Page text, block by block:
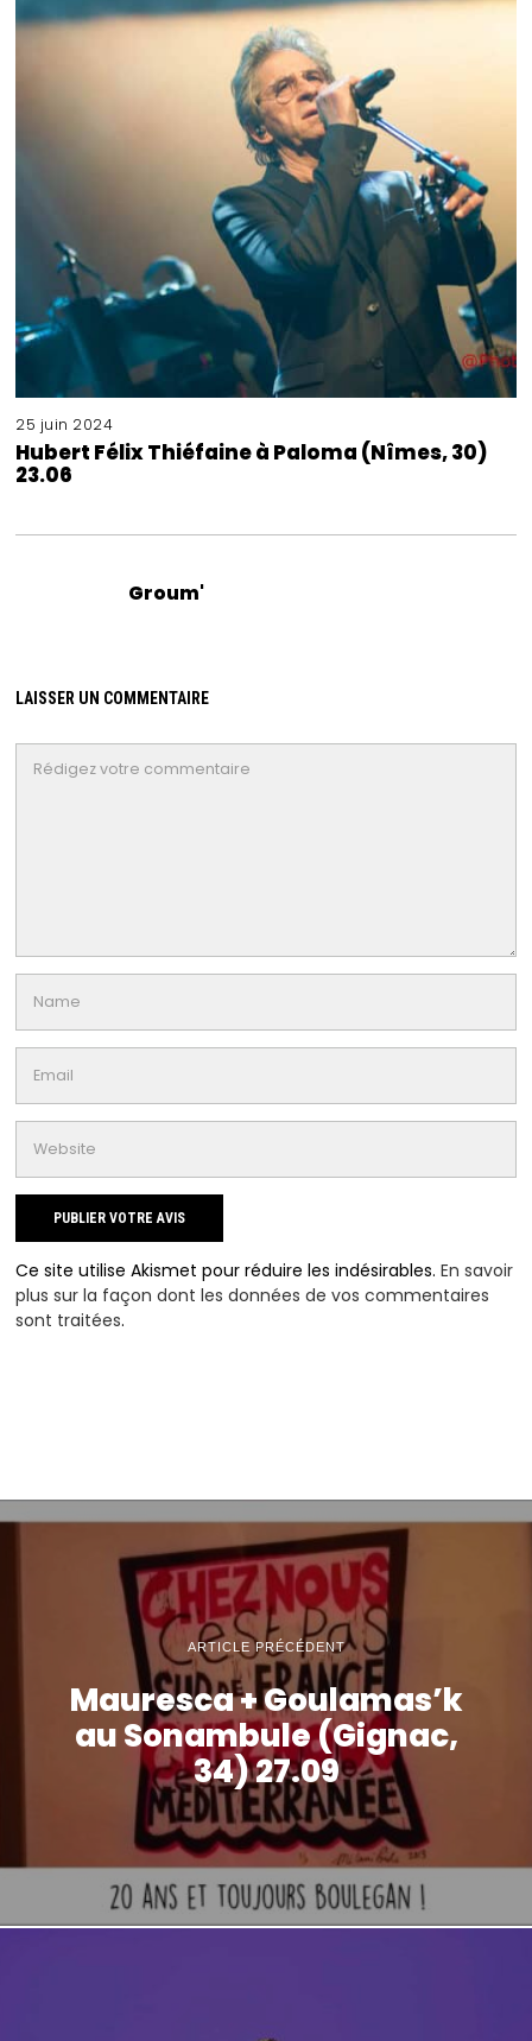
25 juin 2024
Hubert Félix Thiéfaine à Paloma (Nîmes, 30)
23.06
Groum'
LAISSER UN COMMENTAIRE
Ce site utilise Akismet pour réduire les indésirables.En savoir
plus sur la façon dont les données de vos commentaires
sont traitées.
ARTICLE PRÉCÉDENT
Mauresca + Goulamas’k
au Sonambule (Gignac,
34) 27.09